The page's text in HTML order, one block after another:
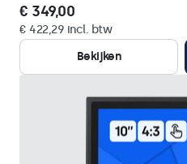
€ 349,00
€ 422,29 incl. btw
Bekijken